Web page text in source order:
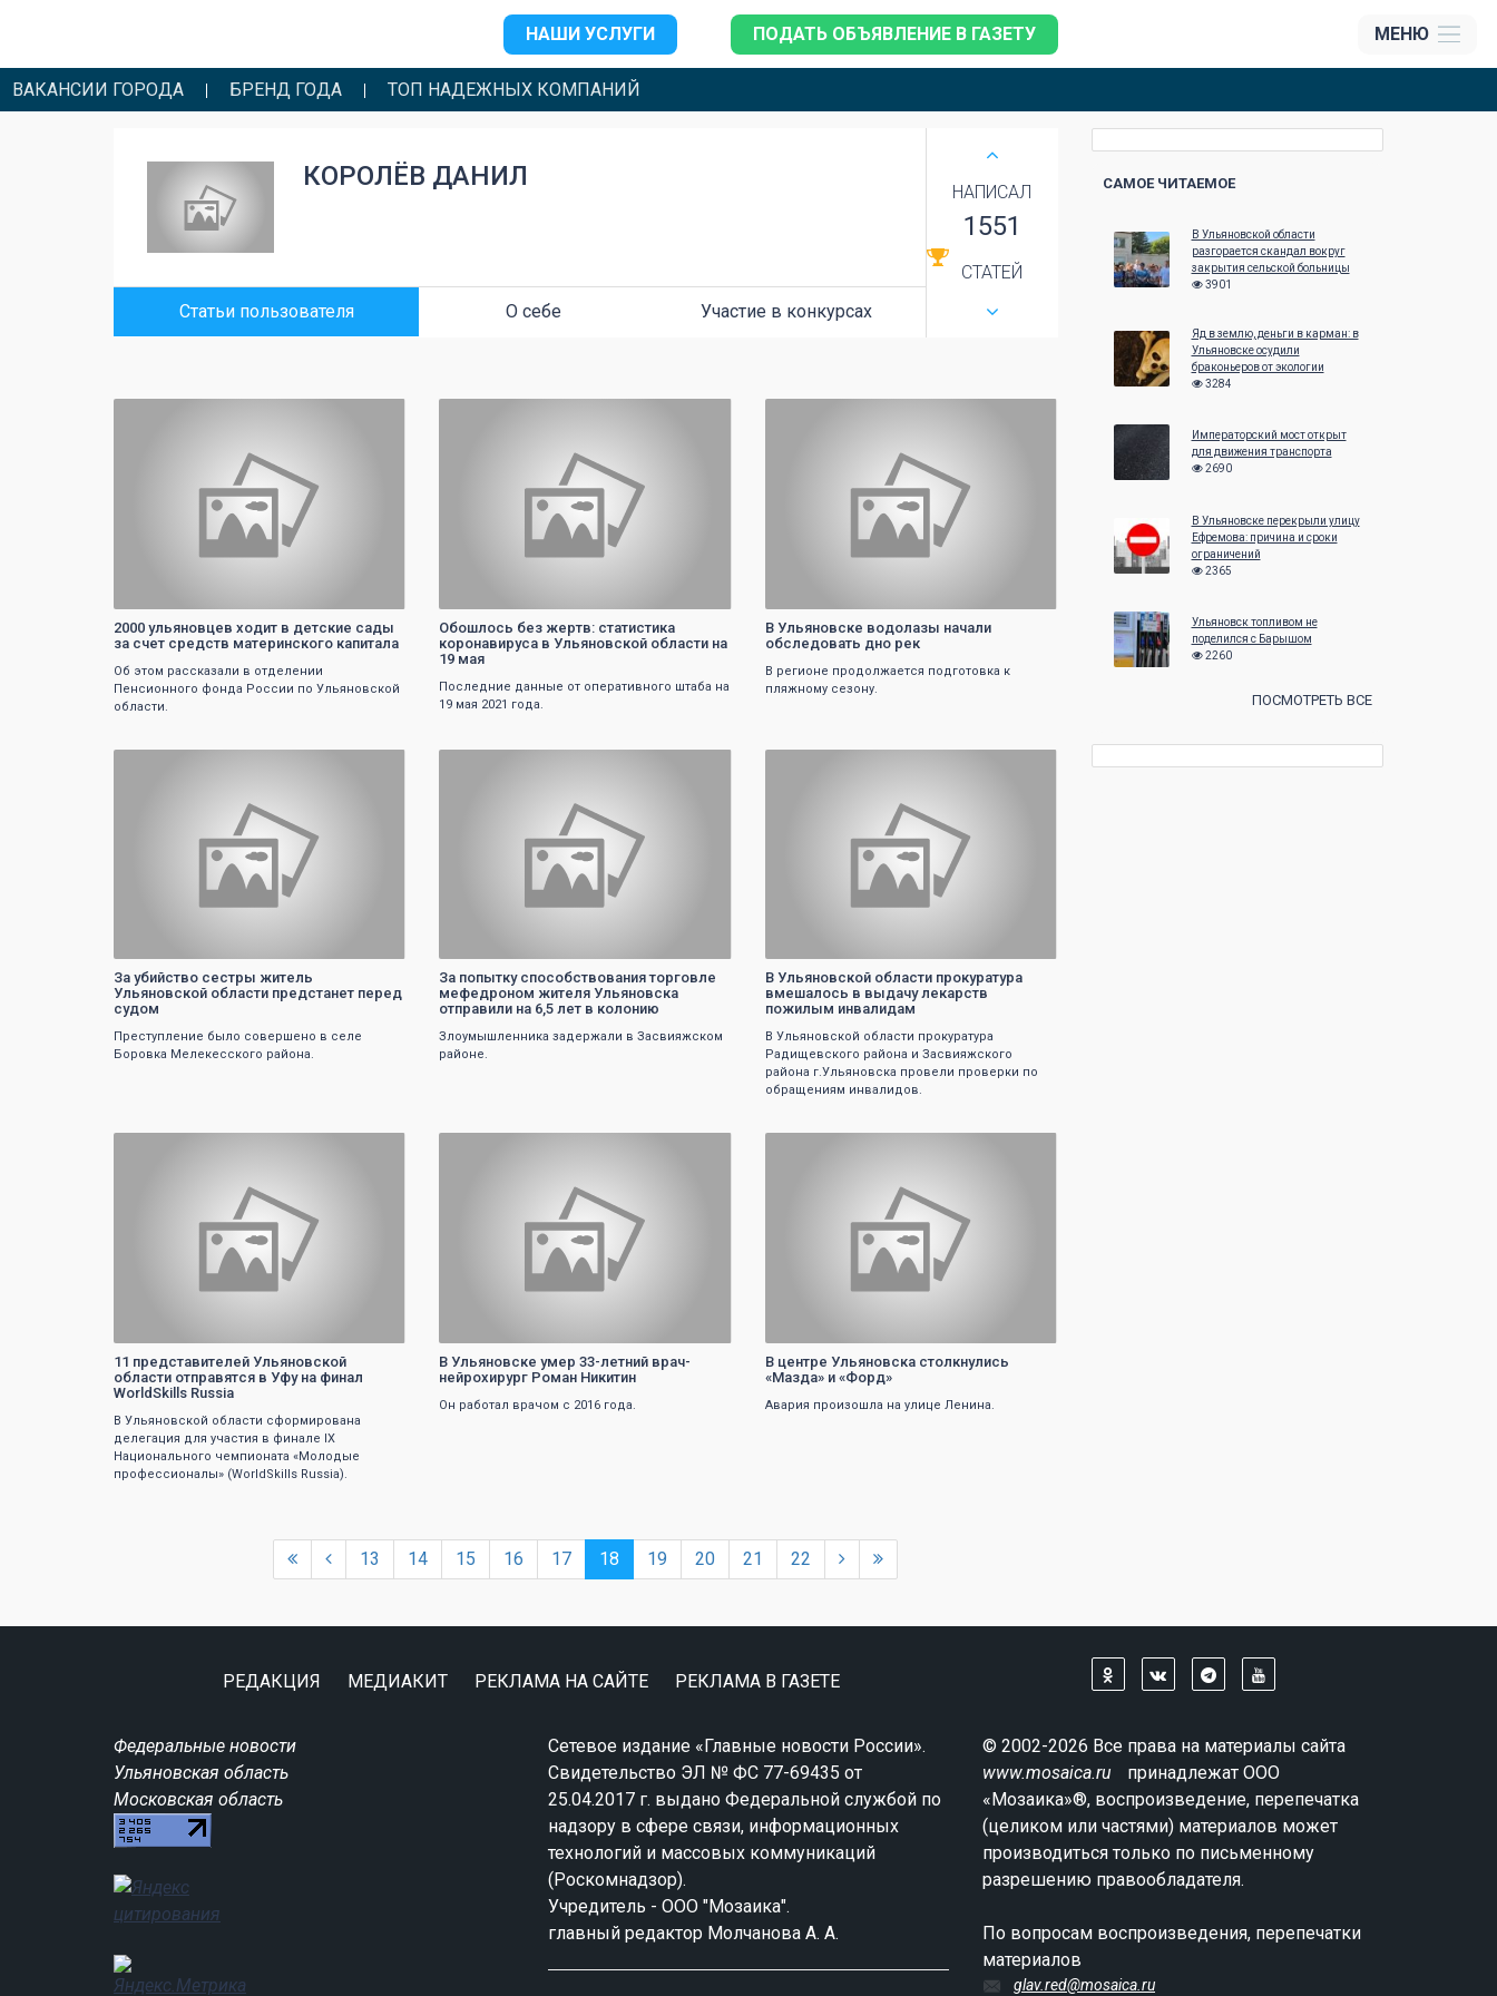
НАШИ УСЛУГИ ПОДАТЬ ОБЪЯВЛЕНИЕ В ГАЗЕТУ МЕНЮ
ВАКАНСИИ ГОРОДА БРЕНД ГОДА ТОП НАДЕЖНЫХ КОМПАНИЙ
НАПИСАЛ
1551
СТАТЕЙ
КОРОЛЁВ ДАНИЛ
Статьи пользователя О себе Участие в конкурсах
2000 ульяновцев ходит в детские сады
за счет средств материнского капитала
Об этом рассказали в отделении
Пенсионного фонда России по Ульяновской
области.
Обошлось без жертв: статистика
коронавируса в Ульяновской области на
19 мая
Последние данные от оперативного штаба на
19 мая 2021 года.
В Ульяновске водолазы начали
обследовать дно рек
В регионе продолжается подготовка к
пляжному сезону.
За убийство сестры житель
Ульяновской области предстанет перед
судом
Преступление было совершено в селе
Боровка Мелекесского района.
За попытку способствования торговле
мефедроном жителя Ульяновска
отправили на 6,5 лет в колонию
Злоумышленника задержали в Засвияжском
районе.
В Ульяновской области прокуратура
вмешалось в выдачу лекарств
пожилым инвалидам
В Ульяновской области прокуратура
Радищевского района и Засвияжского
района г.Ульяновска провели проверки по
обращениям инвалидов.
11 представителей Ульяновской
области отправятся в Уфу на финал
WorldSkills Russia
В Ульяновской области сформирована
делегация для участия в финале IX
Национального чемпионата «Молодые
профессионалы» (WorldSkills Russia).
В Ульяновске умер 33-летний врач-
нейрохирург Роман Никитин
Он работал врачом с 2016 года.
В центре Ульяновска столкнулись
«Мазда» и «Форд»
Авария произошла на улице Ленина.
13 14 15 16 17 18 19 20 21 22
САМОЕ ЧИТАЕМОЕ
В Ульяновской области
разгорается скандал вокруг
закрытия сельской больницы
3901
Яд в землю, деньги в карман: в
Ульяновске осудили
браконьеров от экологии
3284
Императорский мост открыт
для движения транспорта
2690
В Ульяновске перекрыли улицу
Ефремова: причина и сроки
ограничений
2365
Ульяновск топливом не
поделился с Барышом
2260
ПОСМОТРЕТЬ ВСЕ
РЕДАКЦИЯ МЕДИАКИТ РЕКЛАМА НА САЙТЕ РЕКЛАМА В ГАЗЕТЕ
Федеральные новости
Ульяновская область
Московская область
Сетевое издание «Главные новости России».
Свидетельство ЭЛ № ФС 77-69435 от
25.04.2017 г. выдано Федеральной службой по
надзору в сфере связи, информационных
технологий и массовых коммуникаций
(Роскомнадзор).
Учредитель - ООО "Мозаика".
главный редактор Молчанова А. А.
© 2002-2026 Все права на материалы сайта
www.mosaica.ru
принадлежат ООО
«Мозаика»®, воспроизведение, перепечатка
(целиком или частями) материалов может
производиться только по письменному
разрешению правообладателя.
По вопросам воспроизведения, перепечатки
материалов
glav.red@mosaica.ru